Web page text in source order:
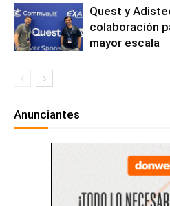
Quest y
colaboración
mayor escala
Anunciantes